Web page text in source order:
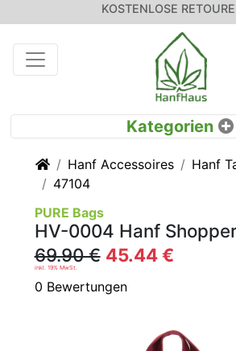
KOSTENLOSE
Startseite
Hanf Accessoires
Hanf
47104
PURE Bags
HV-0004 Hanf
69.90 € 45.44 €
inkl. 19% MwSt.
0 Bewertungen